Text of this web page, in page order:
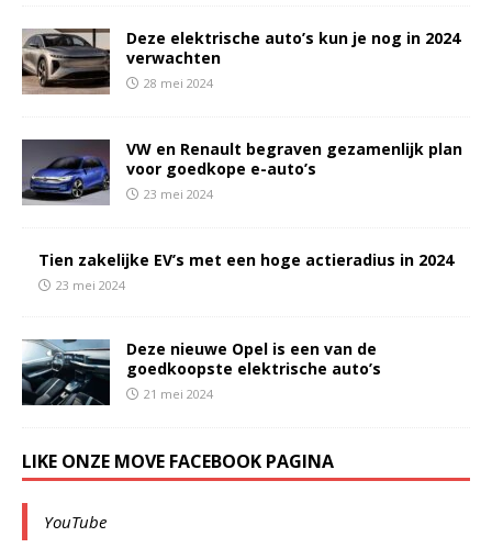
Deze elektrische auto’s kun je nog in 2024
verwachten
28 mei 2024
VW en Renault begraven gezamenlijk plan
voor goedkope e-auto’s
23 mei 2024
Tien zakelijke EV’s met een hoge actieradius in 2024
23 mei 2024
Deze nieuwe Opel is een van de
goedkoopste elektrische auto’s
21 mei 2024
LIKE ONZE MOVE FACEBOOK PAGINA
YouTube